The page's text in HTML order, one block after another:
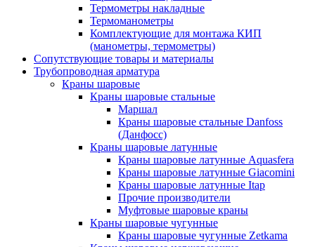
Термометры накладные
Термоманометры
Комплектующие для монтажа КИП
(манометры, термометры)
Сопутствующие товары и материалы
Трубопроводная арматура
Краны шаровые
Краны шаровые стальные
Маршал
Краны шаровые стальные Danfoss
(Данфосс)
Краны шаровые латунные
Краны шаровые латунные Aquasfera
Краны шаровые латунные Giacomini
Краны шаровые латунные Itap
Прочие производители
Муфтовые шаровые краны
Краны шаровые чугунные
Краны шаровые чугунные Zetkama